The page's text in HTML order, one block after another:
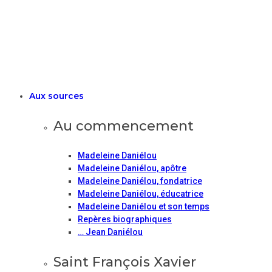
Aux sources
Au commencement
Madeleine Daniélou
Madeleine Daniélou, apôtre
Madeleine Daniélou, fondatrice
Madeleine Daniélou, éducatrice
Madeleine Daniélou et son temps
Repères biographiques
… Jean Daniélou
Saint François Xavier